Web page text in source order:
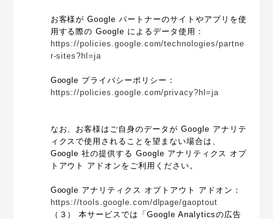
お客様が Google パートナーのサイトやアプリを使
用する際の Google によるデータ使用：
https://policies.google.com/technologies/partne
r-sites?hl=ja
Google プライバシーポリシー：
https://policies.google.com/privacy?hl=ja
なお、お客様はご自身のデータが Google アナリテ
ィクスで使用されることを望まない場合は、
Google 社の提供する Google アナリティクス オプ
トアウト アドオンをご利用ください。
Google アナリティクス オプトアウト アドオン：
https://tools.google.com/dlpage/gaoptout
（３） 本サービスでは「Google Analyticsの広告